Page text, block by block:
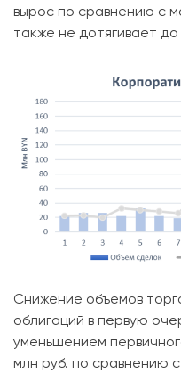
вырос по сравнению с
также не дотягивает
Снижение объемов
облигаций в первую
уменьшением
млн руб. по сравнению